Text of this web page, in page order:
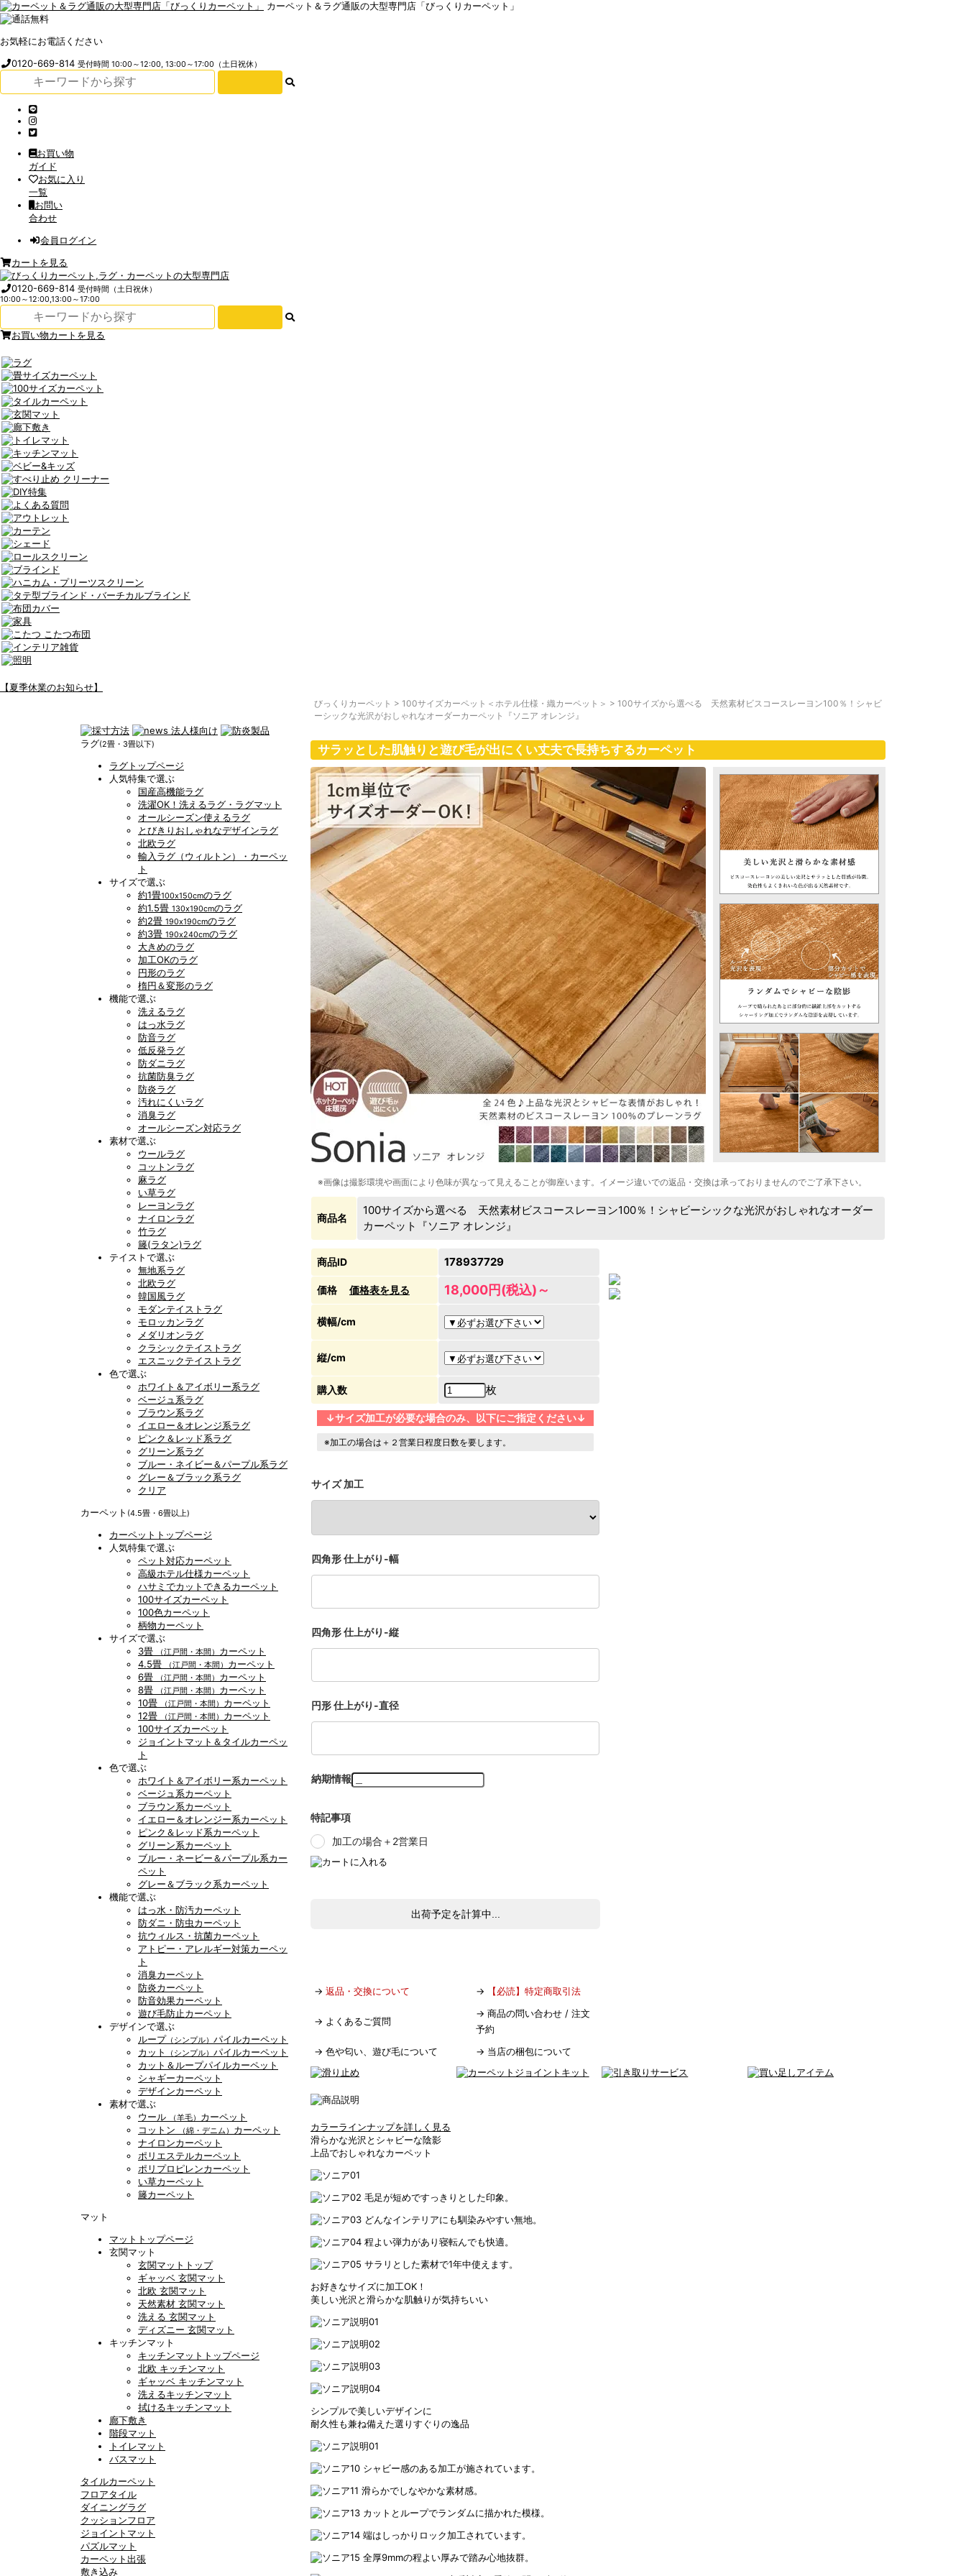
カーペット＆ラグ通販の大型専門店「びっくりカーペット」
お気軽にお電話ください
0120-669-814受付時間 10:00～12:00, 13:00～17:00（土日祝休）
お買い物
ガイド
お気に入り
一覧
お問い
合わせ
会員ログイン
カートを見る
0120-669-814受付時間（土日祝休）
10:00～12:00,13:00～17:00
お買い物カートを見る
【夏季休業のお知らせ】
ラグ(2畳・3畳以下)
ラグトップページ
人気特集で選ぶ
国産高機能ラグ
洗濯OK！洗えるラグ・ラグマット
オールシーズン使えるラグ
とびきりおしゃれなデザインラグ
北欧ラグ
輸入ラグ（ウィルトン）・カーペッ
ト
サイズで選ぶ
約1畳100x150cmのラグ
約1.5畳 130x190cmのラグ
約2畳 190x190cmのラグ
約3畳 190x240cmのラグ
大きめのラグ
加工OKのラグ
円形のラグ
楕円＆変形のラグ
機能で選ぶ
洗えるラグ
はっ水ラグ
防音ラグ
低反発ラグ
防ダニラグ
抗菌防臭ラグ
防炎ラグ
汚れにくいラグ
消臭ラグ
オールシーズン対応ラグ
素材で選ぶ
ウールラグ
コットンラグ
麻ラグ
い草ラグ
レーヨンラグ
ナイロンラグ
竹ラグ
籐(ラタン)ラグ
テイストで選ぶ
無地系ラグ
北欧ラグ
韓国風ラグ
モダンテイストラグ
モロッカンラグ
メダリオンラグ
クラシックテイストラグ
エスニックテイストラグ
色で選ぶ
ホワイト＆アイボリー系ラグ
ベージュ系ラグ
ブラウン系ラグ
イエロー＆オレンジ系ラグ
ピンク＆レッド系ラグ
グリーン系ラグ
ブルー・ネイビー＆パープル系ラグ
グレー＆ブラック系ラグ
クリア
カーペット (4.5畳・6畳以上)
カーペットトップページ
人気特集で選ぶ
ペット対応カーペット
高級ホテル仕様カーペット
ハサミでカットできるカーペット
100サイズカーペット
100色カーペット
柄物カーペット
サイズで選ぶ
3畳
（江戸間・本間） カーペット
4.5畳
（江戸間・本間） カーペット
6畳
（江戸間・本間） カーペット
8畳
（江戸間・本間） カーペット
10畳
（江戸間・本間） カーペット
12畳
（江戸間・本間） カーペット
100サイズカーペット
ジョイントマット＆タイルカーペッ
ト
色で選ぶ
ホワイト＆アイボリー系カーペット
ベージュ系カーペット
ブラウン系カーペット
イエロー＆オレンジー系カーペット
ピンク＆レッド系カーペット
グリーン系カーペット
ブルー・ネービー＆パープル系カー
ペット
グレー＆ブラック系カーペット
機能で選ぶ
はっ水・防汚カーペット
防ダニ・防虫カーペット
抗ウィルス・抗菌カーペット
アトピー・アレルギー対策カーペッ
ト
消臭カーペット
防炎カーペット
防音効果カーペット
遊び毛防止カーペット
デザインで選ぶ
ループ （シンプル） パイルカーペット
カット
（シンプル） パイルカーペット
カット＆ループパイルカーペット
シャギーカーペット
デザインカーペット
素材で選ぶ
ウール
（羊毛） カーペット
コットン
（綿・デニム） カーペット
ナイロンカーペット
ポリエステルカーペット
ポリプロピレンカーペット
い草カーペット
籐カーペット
マット
マットトップページ
玄関マット
玄関マットトップ
ギャッベ 玄関マット
北欧 玄関マット
天然素材 玄関マット
洗える 玄関マット
ディズニー 玄関マット
キッチンマット
キッチンマットトップページ
北欧 キッチンマット
ギャッベ キッチンマット
洗えるキッチンマット
拭けるキッチンマット
廊下敷き
階段マット
トイレマット
バスマット
タイルカーペット
フロアタイル
ダイニングラグ
クッションフロア
ジョイントマット
パズルマット
カーペット出張
敷き込み
びっくりカーペット > 100サイズカーペット＜ホテル仕様・織カーペット＞ > 100サイズから選べる 天然素材ビスコースレーヨン100％！シャビ
ーシックな光沢がおしゃれなオーダーカーペット『ソニア オレンジ』
サラッとした肌触りと遊び毛が出にくい丈夫で長持ちするカーペット
※画像は撮影環境や画面により色味が異なって見えることが御座います。イメージ違いでの返品・交換は承っておりませんのでご了承下さい。
商品名
100サイズから選べる 天然素材ビスコースレーヨン100％！シャビーシックな光沢がおしゃれなオーダー
カーペット『ソニア オレンジ』
商品ID 178937729
価格 価格表を見る 18,000円(税込)～
横幅/cm
縦/cm
購入数 枚
↓サイズ加工が必要な場合のみ、以下にご指定ください↓
※加工の場合は＋２営業日程度日数を要します。
サイズ 加工
四角形 仕上がり-幅
四角形 仕上がり-縦
円形 仕上がり-直径
納期情報
特記事項
加工の場合＋2営業日
出荷予定を計算中...
→ 返品・交換について → 【必読】特定商取引法
→ よくあるご質問
→ 商品の問い合わせ / 注文
予約
→ 色や匂い、遊び毛について → 当店の梱包について
カラーラインナップを詳しく見る
滑らかな光沢とシャビーな陰影
上品でおしゃれなカーペット
毛足が短めですっきりとした印象。
どんなインテリアにも馴染みやすい無地。
程よい弾力があり寝転んでも快適。
サラリとした素材で1年中使えます。
お好きなサイズに加工OK！
美しい光沢と滑らかな肌触りが気持ちいい
シンプルで美しいデザインに
耐久性も兼ね備えた選りすぐりの逸品
シャビー感のある加工が施されています。
滑らかでしなやかな素材感。
カットとループでランダムに描かれた模様。
端はしっかりロック加工されています。
全厚9mmの程よい厚みで踏み心地抜群。